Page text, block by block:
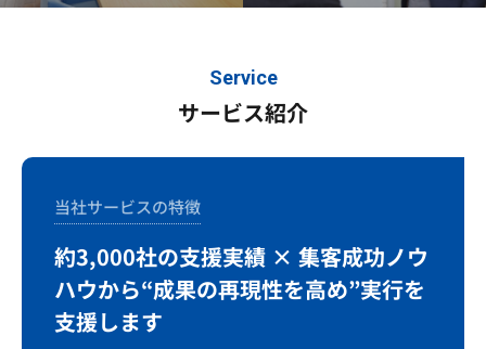
Service
サービス紹介
当社サービスの特徴
約3,000社の支援実績 × 集客成功ノウ
ハウから“成果の再現性を高め”実行を
支援します